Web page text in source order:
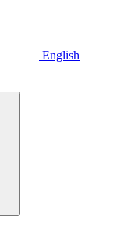
English